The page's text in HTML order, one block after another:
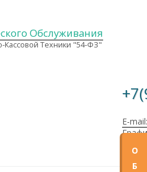
Обслуживания
Кассовой Техники "54-ФЗ"
E-
О
Б